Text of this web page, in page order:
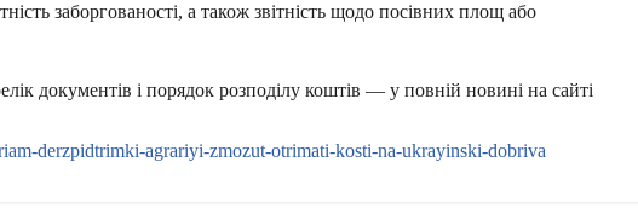
заборгованості, а також звітність щодо посівних площ або
документів і порядок розподілу коштів — у повній новині на сайті
derzpidtrimki-agrariyi-zmozut-otrimati-kosti-na-ukrayinski-dobriva